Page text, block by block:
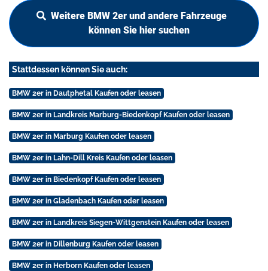
Weitere BMW 2er und andere Fahrzeuge
können Sie hier suchen
Stattdessen können Sie auch:
BMW 2er in Dautphetal Kaufen oder leasen
BMW 2er in Landkreis Marburg-Biedenkopf Kaufen oder leasen
BMW 2er in Marburg Kaufen oder leasen
BMW 2er in Lahn-Dill Kreis Kaufen oder leasen
BMW 2er in Biedenkopf Kaufen oder leasen
BMW 2er in Gladenbach Kaufen oder leasen
BMW 2er in Landkreis Siegen-Wittgenstein Kaufen oder leasen
BMW 2er in Dillenburg Kaufen oder leasen
BMW 2er in Herborn Kaufen oder leasen